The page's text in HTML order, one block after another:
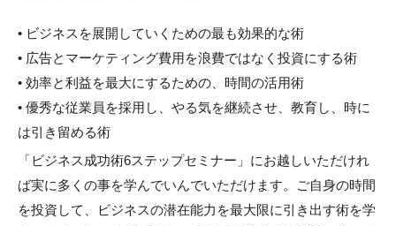
• ビジネスを展開していくための最も効果的な術
• 広告とマーケティング費用を浪費ではなく投資にする術
• 効率と利益を最大にするための、時間の活用術
• 優秀な従業員を採用し、やる気を継続させ、教育し、時に
は引き留める術
「ビジネス成功術6ステップセミナー」にお越しいただけれ
ば実に多くの事を学んでいんでいただけます。ご自身の時間
を投資して、ビジネスの潜在能力を最大限に引き出す術を学